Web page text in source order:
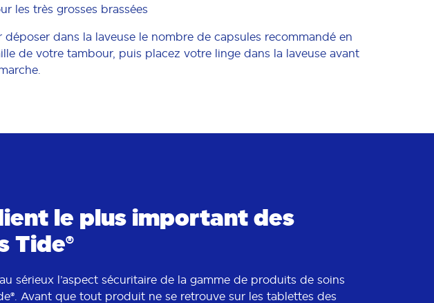
les très grosses brassées
déposer dans la laveuse le nombre de capsules recommandé en
de votre tambour, puis placez votre linge dans la laveuse avant
le plus important des
Tide®
sérieux l’aspect sécuritaire de la gamme de produits de soins
Avant que tout produit ne se retrouve sur les tablettes des